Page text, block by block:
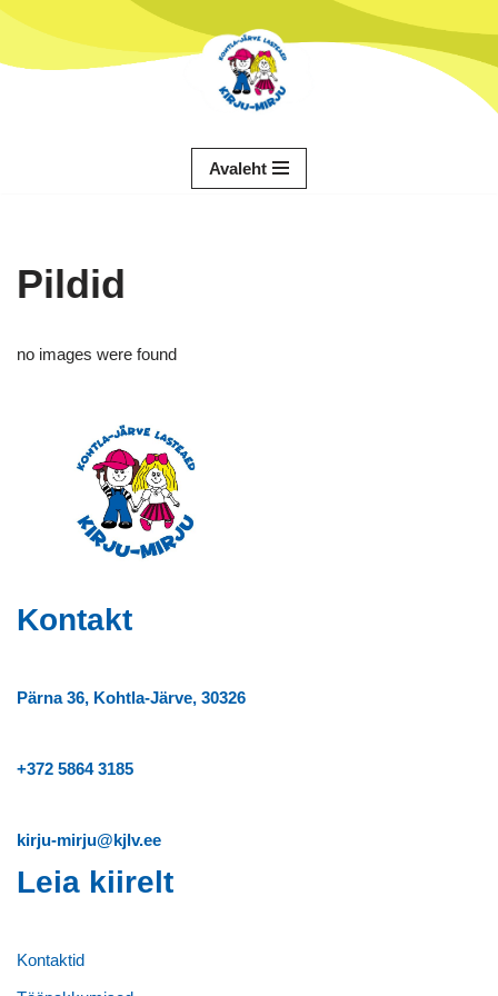
Avaleht
Pildid
no images were found
Kontakt
Pärna 36, Kohtla-Järve, 30326
+372 5864 3185
kirju-mirju@kjlv.ee
Leia kiirelt
Kontaktid